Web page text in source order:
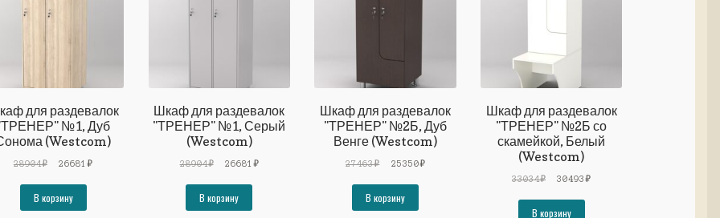
для раздевалок
№1, Дуб
(Westcom)
28904₽
Первоначальная
28904₽.
26681₽Текущая
В корзину
Шкаф для раздевалок
"ТРЕНЕР" №1, Серый
(Westcom)
28904₽
Первоначальная
28904₽.
26681₽Текущая
В корзину
Шкаф для раздевалок
"ТРЕНЕР" №2Б, Дуб
Венге (Westcom)
27463₽
Первоначальная
27463₽.
25350₽Текущая
В корзину
Шкаф для раздевалок
"ТРЕНЕР" №2Б со
скамейкой, Белый
(Westcom)
33034₽
Первоначальная
30493₽Текущая
В корзину